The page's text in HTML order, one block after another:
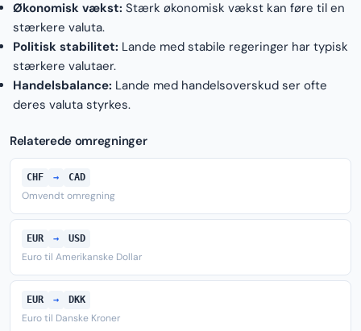
Økonomisk vækst: Stærk økonomisk vækst kan føre til en
stærkere valuta.
Politisk stabilitet: Lande med stabile regeringer har typisk
stærkere valutaer.
Handelsbalance: Lande med handelsoverskud ser ofte
deres valuta styrkes.
Relaterede omregninger
CHF → CAD
Omvendt omregning
EUR → USD
Euro til Amerikanske Dollar
EUR → DKK
Euro til Danske Kroner